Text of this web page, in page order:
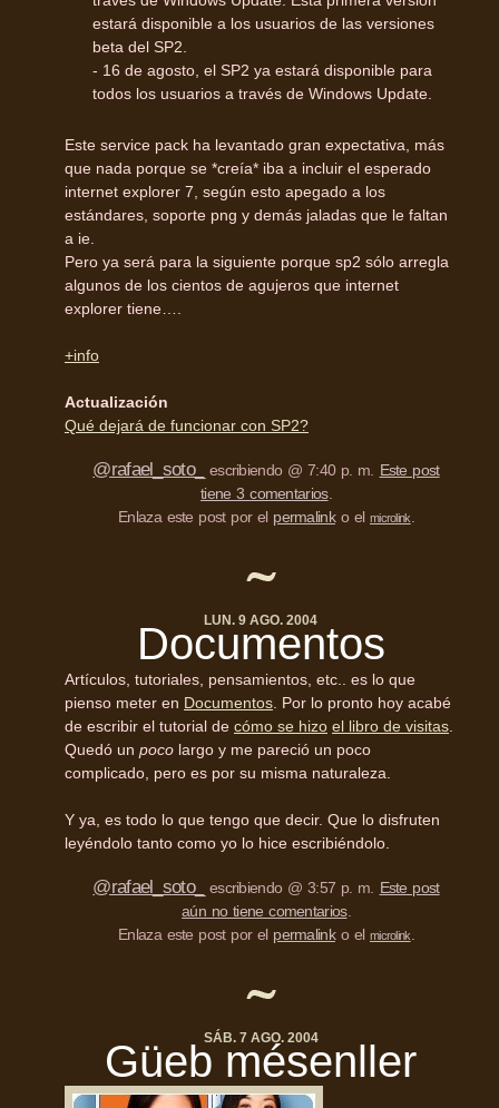
estará disponible a los usuarios de las versiones
beta del SP2.
- 16 de agosto, el SP2 ya estará disponible para
todos los usuarios a través de Windows Update.
Este service pack ha levantado gran expectativa, más
que nada porque se *creía* iba a incluir el esperado
internet explorer 7, según esto apegado a los
estándares, soporte png y demás jaladas que le faltan
a ie.
Pero ya será para la siguiente porque sp2 sólo arregla
algunos de los cientos de agujeros que internet
explorer tiene….
+info
Actualización
Qué dejará de funcionar con SP2?
@rafael_soto_ escribiendo @ 7:40 p. m. Este post
tiene 3 comentarios.
Enlaza este post por el permalinko el microlink
LUN. 9 AGO. 2004
Documentos
Artículos, tutoriales, pensamientos, etc.. es lo que
pienso meter en Documentos . Por lo pronto hoy acabé
de escribir el tutorial de cómo se hizo el libro de visitas
Quedó un poco largo y me pareció un poco
complicado, pero es por su misma naturaleza.
Y ya, es todo lo que tengo que decir. Que lo disfruten
leyéndolo tanto como yo lo hice escribiéndolo.
@rafael_soto_ escribiendo @ 3:57 p. m. Este post
aún no tiene comentarios.
Enlaza este post por el permalinko el microlink
SÁB. 7 AGO. 2004
Güeb mésenller